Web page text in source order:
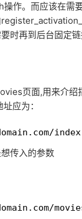
作。而应该在需
时再到后台固定
页面,用来介绍
应为：
传入的参数